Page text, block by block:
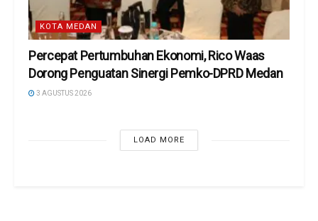
KOTA MEDAN
Percepat Pertumbuhan Ekonomi, Rico Waas
Dorong Penguatan Sinergi Pemko-DPRD Medan
3 AGUSTUS 2026
LOAD MORE